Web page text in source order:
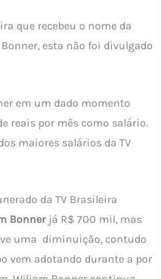
que recebeu o nome da
esta não foi divulgado
em um dado momento
reais por mês como salário.
maiores salários da TV
da TV Brasileira
Bonnerjá R$ 700 mil, mas
uma diminuição, contudo
vem adotando durante a por